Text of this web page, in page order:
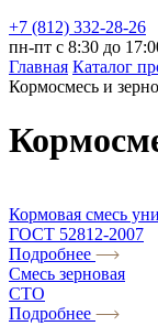
+7 (812) 332-28-26
пн-пт с 8:30 до
Главная Каталог
Кормосмесь и
Кормовая смесь
ГОСТ 52812-2007
Подробнее
Смесь зерновая
СТО
Подробнее